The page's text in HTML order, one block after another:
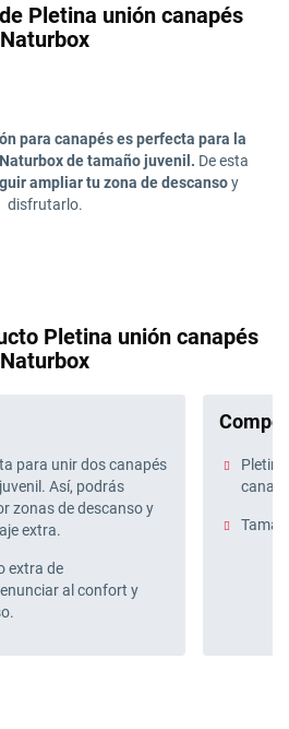
Pletina unión canapés
Naturbox
para canapés es perfecta para la
de tamaño juvenil. De esta
ampliar tu zona de descansoy
disfrutarlo.
Pletina unión canapés
Naturbox
para unir dos canapés
Así, podrás
zonas de descanso y
extra.
extra de
al confort y